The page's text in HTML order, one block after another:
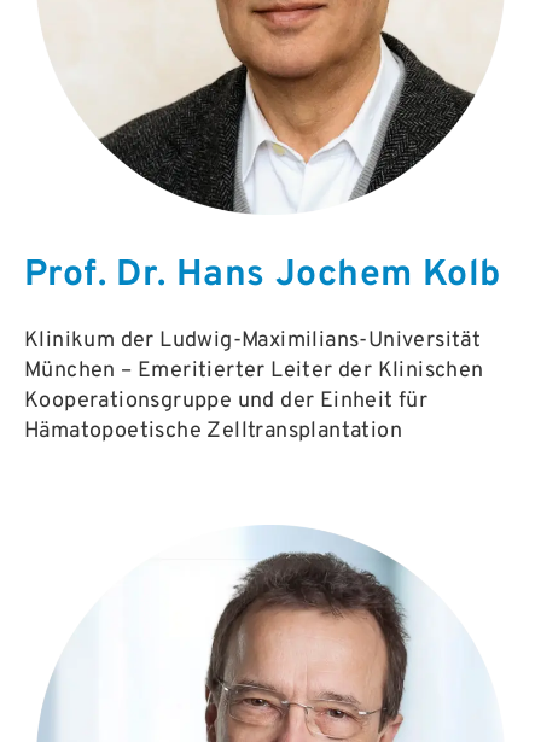
Prof. Dr. Hans Jochem Kolb
Klinikum der Ludwig-Maximilians-Universität
München – Emeritierter Leiter der Klinischen
Kooperationsgruppe und der Einheit für
Hämatopoetische Zelltransplantation